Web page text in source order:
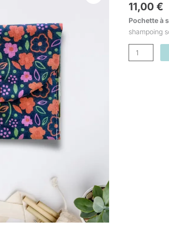
11,00 €
Pochette à
shampoing
Pochette
à
savon